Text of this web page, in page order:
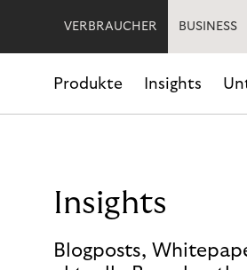
VERBRAUCHER BUSINESS
Produkte Insights
Insights
Blogposts,